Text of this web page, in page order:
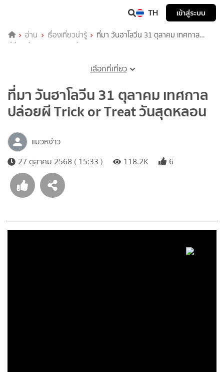
TH เข้าสู่ระบบ
อ่าน เรื่องเที่ยวน่ารู้
ที่มา วันฮาโลวีน 31 ตุลาคม เทศกาล
ปล่อยผี Trick or Treat วันสุดหลอน
เลือกที่เที่ยว
ที่มา วันฮาโลวีน 31 ตุลาคม เทศกาล
ปล่อยผี Trick or Treat วันสุดหลอน
แมวหง่าว
27 ตุลาคม 2568 ( 15:33 )
118.2K 6